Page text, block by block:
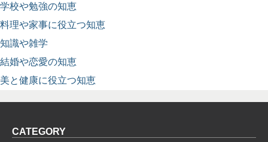
学校や勉強の知恵
料理や家事に役立つ知恵
知識や雑学
結婚や恋愛の知恵
美と健康に役立つ知恵
CATEGORY